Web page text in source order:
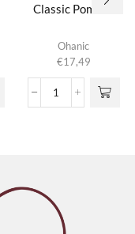
Classic Pomade
Ohanic
€17,49
Classic